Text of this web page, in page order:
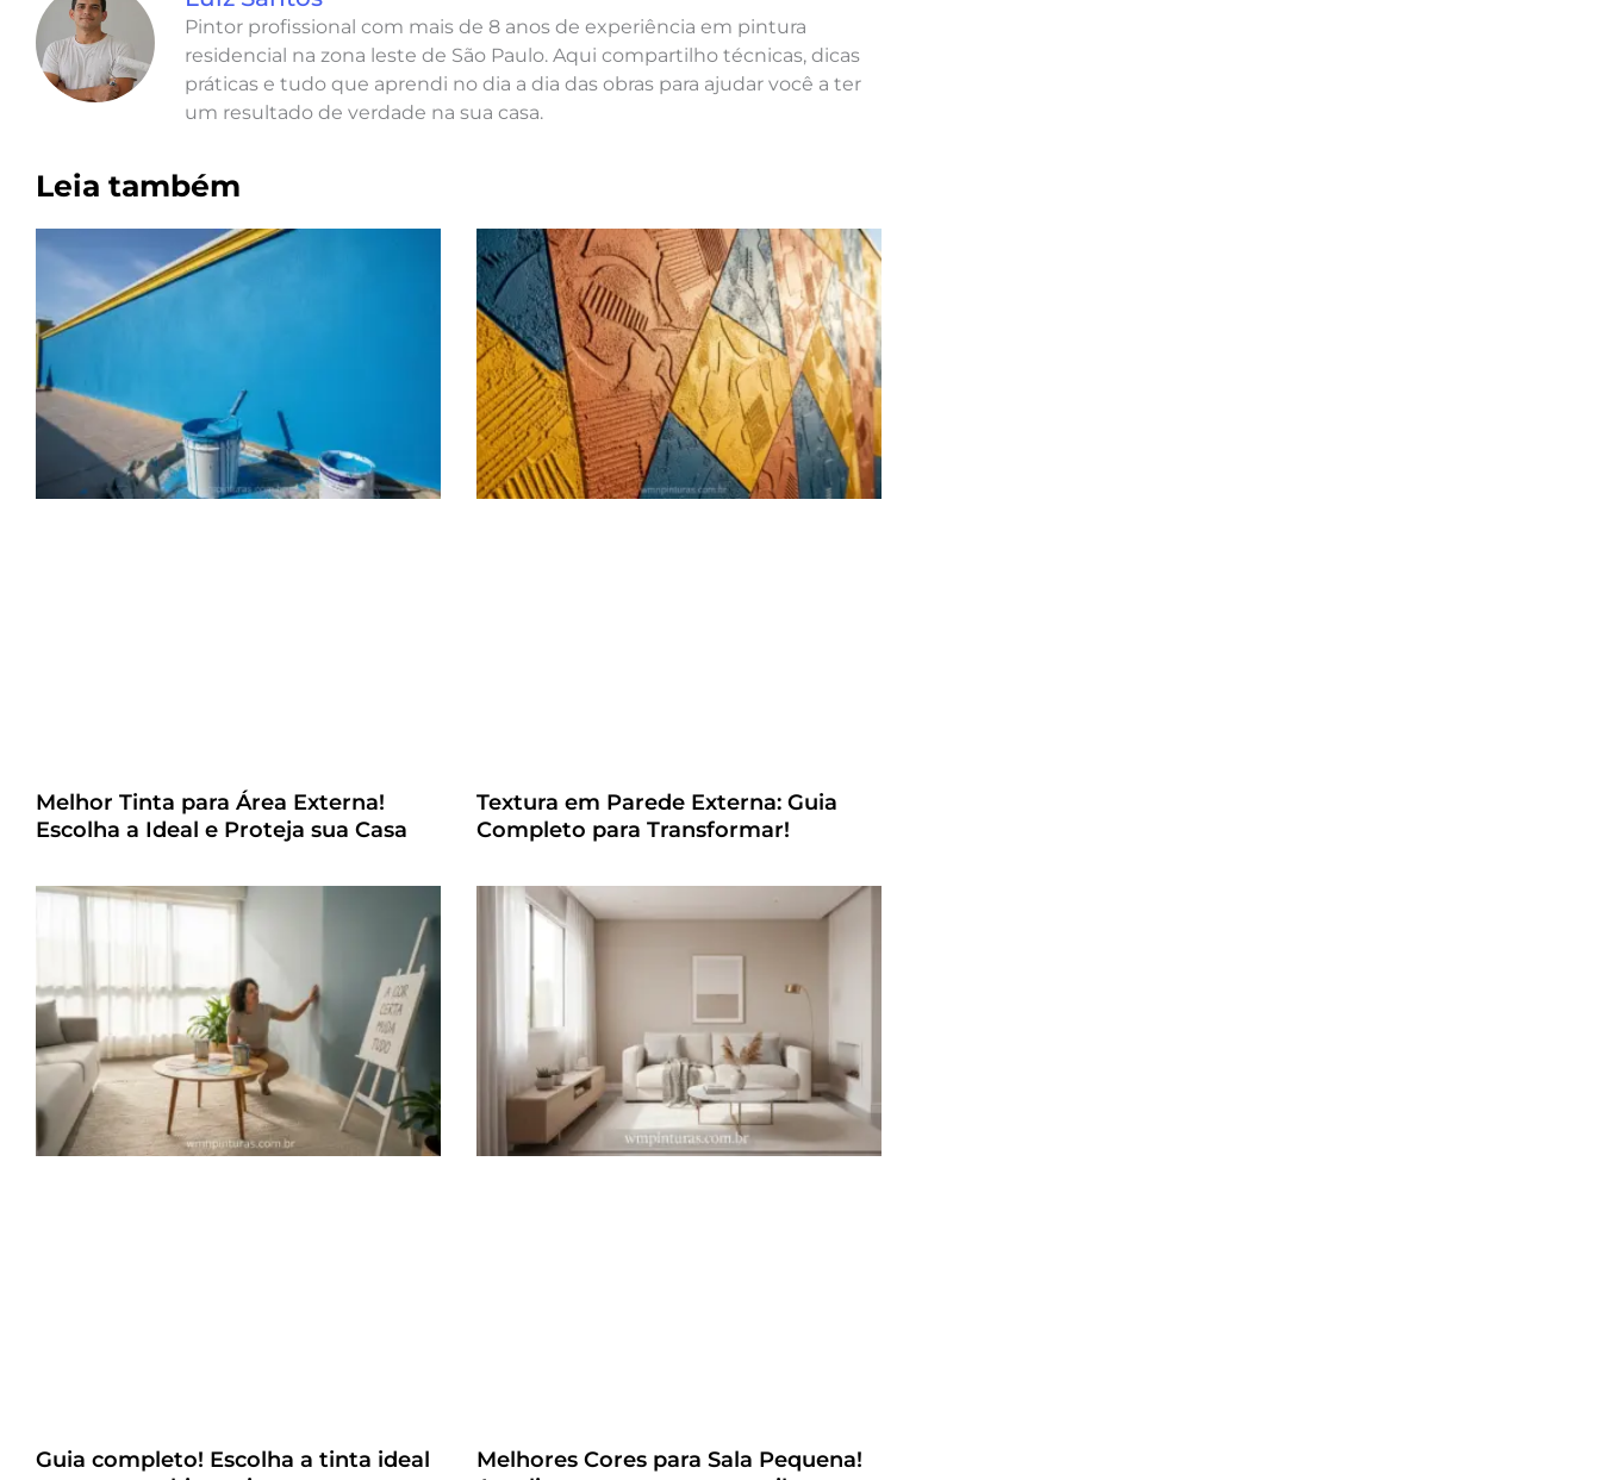
Pintor profissional com mais de 8 anos de experiência em pintura
residencial na zona leste de São Paulo. Aqui compartilho técnicas, dicas
práticas e tudo que aprendi no dia a dia das obras para ajudar você a ter
um resultado de verdade na sua casa.
Leia também
Melhor Tinta para Área Externa!
Escolha a Ideal e Proteja sua Casa
Textura em Parede Externa: Guia
Completo para Transformar!
Guia completo! Escolha a tinta ideal
Melhores Cores para Sala Pequena!